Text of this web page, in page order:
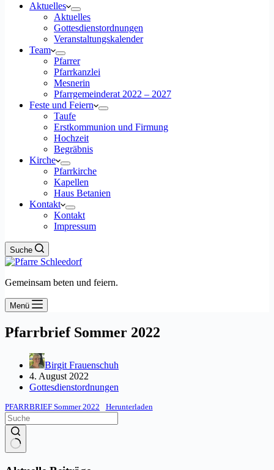
Aktuelles
Aktuelles
Gottesdienstordnungen
Veranstaltungskalender
Team
Pfarrer
Pfarrkanzlei
Mesnerin
Pfarrgemeinderat 2022 – 2027
Feste und Feiern
Taufe
Erstkommunion und Firmung
Hochzeit
Begräbnis
Kirche
Pfarrkirche
Kapellen
Haus Betanien
Kontakt
Kontakt
Impressum
Suche
Gemeinsam beten und feiern.
Menü
Pfarrbrief Sommer 2022
Birgit Frauenschuh
4. August 2022
Gottesdienstordnungen
PFARRBRIEF Sommer 2022 Herunterladen